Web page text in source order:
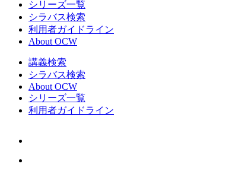
シリーズ一覧
シラバス検索
利用者ガイドライン
About OCW
講義検索
シラバス検索
About OCW
シリーズ一覧
利用者ガイドライン